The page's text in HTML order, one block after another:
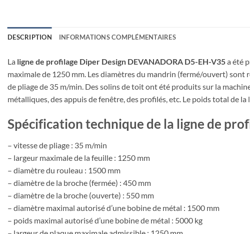
DESCRIPTION INFORMATIONS COMPLÉMENTAIRES
La ligne de profilage Diper Design DEVANADORA D5-EH-V35a été
maximale de 1250 mm. Les diamètres du mandrin (fermé/ouvert)
de pliage de 35 m/min. Des solins de toit ont été produits sur la
métalliques, des appuis de fenêtre, des profilés, etc. Le poids total de
Spécification technique de la ligne de
– vitesse de pliage : 35 m/min
– largeur maximale de la feuille : 1250 mm
– diamètre du rouleau : 1500 mm
– diamètre de la broche (fermée) : 450 mm
– diamètre de la broche (ouverte) : 550 mm
– diamètre maximal autorisé d’une bobine de métal : 1500 mm
– poids maximal autorisé d’une bobine de métal : 5000 kg